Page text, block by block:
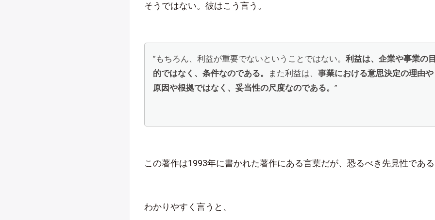
そうではない。彼はこう言う。
”もちろん、利益が重要でないということではない。 利益は、企業や事業の
的ではなく、条件なのである。
また利益は、 事業における意思決定の理由や
原因や根拠ではなく、妥当性の尺度なのである。 ”
この著作は1993年に書かれた著作にある言葉だが、恐るべき先見性であ
わかりやすく言うと、